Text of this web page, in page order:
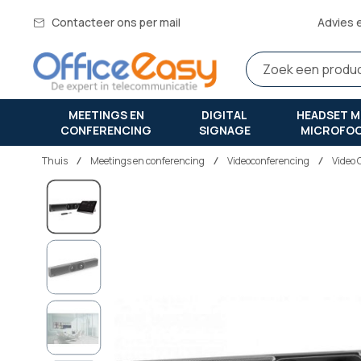
Contacteer ons per mail Advies
MEETINGS EN
CONFERENCING
DIGITAL
SIGNAGE
HEADSET
Thuis meetings en conferencing Videoconferencing Video
Ga
het
einde
van
de
afbeeldingen-
gallerij